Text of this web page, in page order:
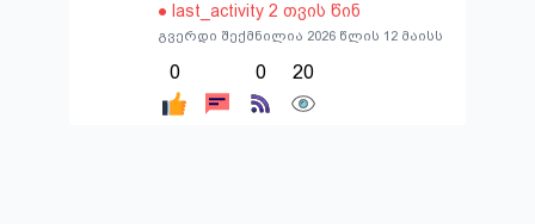
● last_activity 2 თვის წინ
გვერდი შექმნილია 2026 წლის 12 მაისს
0 0 20